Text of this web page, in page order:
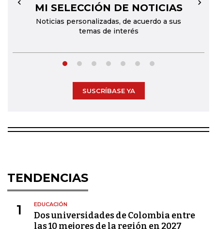
MI SELECCIÓN DE NOTICIAS
Noticias personalizadas, de acuerdo a sus
temas de interés
← →
SUSCRÍBASE YA
TENDENCIAS
1 EDUCACIÓN
Dos universidades de Colombia entre
las 10 mejores de la región en 2027